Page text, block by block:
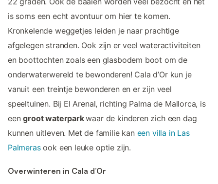
is soms een echt avontuur om hier te komen.
Kronkelende weggetjes leiden je naar prachtige
afgelegen stranden. Ook zijn er veel wateractiviteiten
en boottochten zoals een glasbodem boot om de
onderwaterwereld te bewonderen! Cala d’Or kun je
vanuit een treintje bewonderen en er zijn veel
speeltuinen. Bij El Arenal, richting Palma de Mallorca, is
eengroot waterparkwaar de kinderen zich een dag
kunnen uitleven. Met de familie kan een villa in Las
Palmerasook een leuke optie zijn.
Overwinteren in Cala d’Or